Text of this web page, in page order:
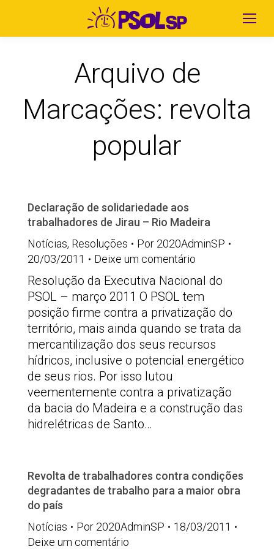
Arquivo de
Marcações: revolta
popular
Declaração de solidariedade aos
trabalhadores de Jirau – Rio Madeira
Notícias, Resoluções Por 2020AdminSP
20/03/2011
Deixe um comentário
Resolução da Executiva Nacional do
PSOL – março 2011 O PSOL tem
posição firme contra a privatização do
território, mais ainda quando se trata da
mercantilização dos seus recursos
hídricos, inclusive o potencial energético
de seus rios. Por isso lutou
veementemente contra a privatização
da bacia do Madeira e a construção das
hidrelétricas de Santo…
Revolta de trabalhadores contra condições
degradantes de trabalho para a maior obra
do país
Notícias
Por 2020AdminSP
18/03/2011
Deixe um comentário